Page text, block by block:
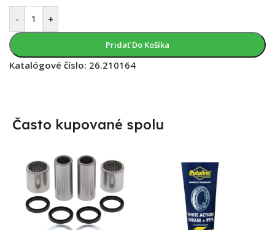
- +
Pridať Do Košíka
Katalógové číslo: 26.210164
Často kupované spolu